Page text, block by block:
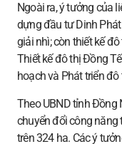
Ngoài ra, ý tưởng của
dựng đầu tư Dinh
giải nhì; còn thiết kế
Thiết kế đô thị Đồng
hoạch và Phát triển
Theo UBND tỉnh Đồng
chuyển đổi công
trên 324 ha. Các ý